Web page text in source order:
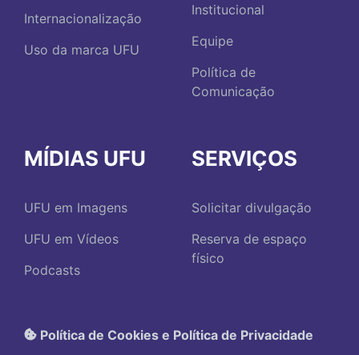
Internacionalização
Uso da marca UFU
Institucional
Equipe
Política de
Comunicação
MÍDIAS UFU
UFU em Imagens
UFU em Vídeos
Podcasts
SERVIÇOS
Solicitar divulgação
Reserva de espaço
físico
Política de Cookies e Política de Privacidade